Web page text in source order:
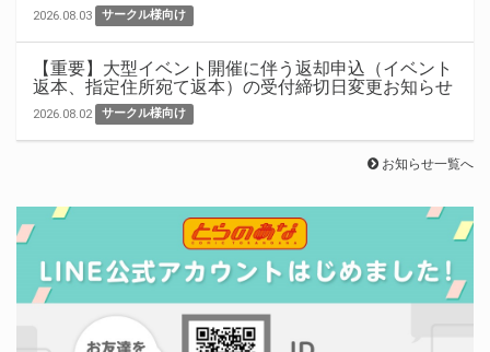
2026.08.03 サークル様向け
【重要】大型イベント開催に伴う返却申込（イベント
返本、指定住所宛て返本）の受付締切日変更お知らせ
2026.08.02 サークル様向け
お知らせ一覧へ